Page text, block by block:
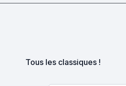
Tous les classiques !